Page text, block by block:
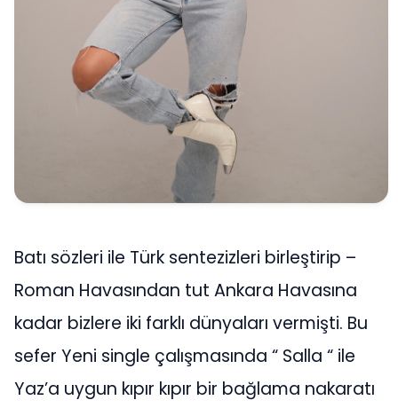
Batı sözleri ile Türk sentezizleri birleştirip –
Roman Havasından tut Ankara Havasına
kadar bizlere iki farklı dünyaları vermişti. Bu
sefer Yeni single çalışmasında “ Salla “ ile
Yaz’a uygun kıpır kıpır bir bağlama nakaratı